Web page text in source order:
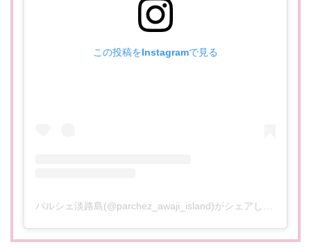
この投稿をInstagramで見る